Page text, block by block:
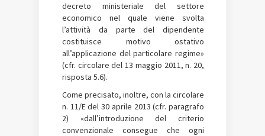
decreto ministeriale del settore
economico nel quale viene svolta
l’attività da parte del dipendente
costituisce motivo ostativo
all’applicazione del particolare regime»
(cfr. circolare del 13 maggio 2011, n. 20,
risposta 5.6).
Come precisato, inoltre, con la circolare
n. 11/E del 30 aprile 2013 (cfr. paragrafo
2) «dall’introduzione del criterio
convenzionale consegue che ogni